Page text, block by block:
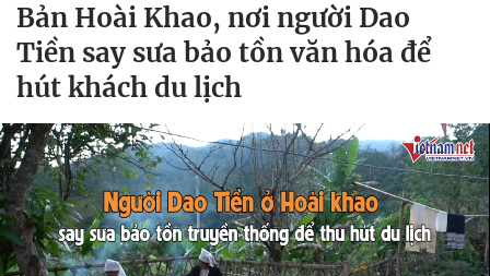
Bản Hoài Khao, nơi người Dao
Tiền say sưa bảo tồn văn hóa để
hút khách du lịch